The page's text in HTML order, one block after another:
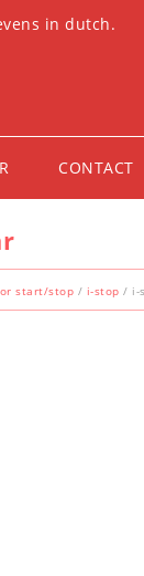
in dutch.
CONTACT
start/stop / i-stop / i-